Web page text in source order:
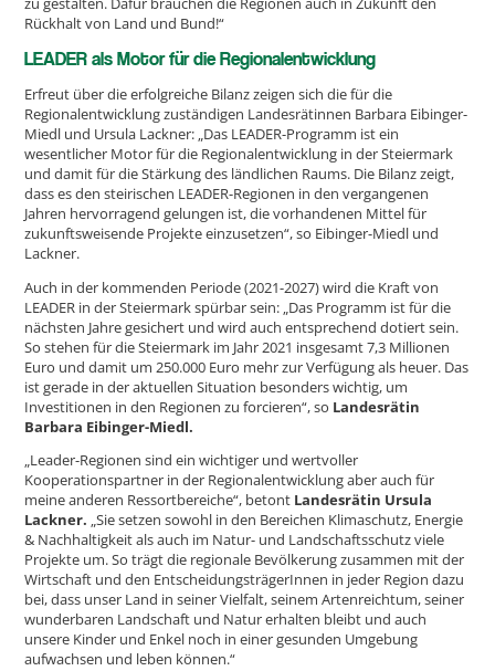
Rückhalt von Land und Bund!“
LEADER als Motor für die Regionalentwicklung
Erfreut über die erfolgreiche Bilanz zeigen sich die für die
Regionalentwicklung zuständigen Landesrätinnen Barbara Eibinger-
Miedl und Ursula Lackner: „Das LEADER-Programm ist ein
wesentlicher Motor für die Regionalentwicklung in der Steiermark
und damit für die Stärkung des ländlichen Raums. Die Bilanz zeigt,
dass es den steirischen LEADER-Regionen in den vergangenen
Jahren hervorragend gelungen ist, die vorhandenen Mittel für
zukunftsweisende Projekte einzusetzen“, so Eibinger-Miedl und
Lackner.
Auch in der kommenden Periode (2021-2027) wird die Kraft von
LEADER in der Steiermark spürbar sein: „Das Programm ist für die
nächsten Jahre gesichert und wird auch entsprechend dotiert sein.
So stehen für die Steiermark im Jahr 2021 insgesamt 7,3 Millionen
Euro und damit um 250.000 Euro mehr zur Verfügung als heuer. Das
ist gerade in der aktuellen Situation besonders wichtig, um
Investitionen in den Regionen zu forcieren“, so Landesrätin
Barbara Eibinger-Miedl.
„Leader-Regionen sind ein wichtiger und wertvoller
Kooperationspartner in der Regionalentwicklung aber auch für
meine anderen Ressortbereiche“, betont Landesrätin Ursula
Lackner. „Sie setzen sowohl in den Bereichen Klimaschutz, Energie
& Nachhaltigkeit als auch im Natur- und Landschaftsschutz viele
Projekte um. So trägt die regionale Bevölkerung zusammen mit der
Wirtschaft und den EntscheidungsträgerInnen in jeder Region dazu
bei, dass unser Land in seiner Vielfalt, seinem Artenreichtum, seiner
wunderbaren Landschaft und Natur erhalten bleibt und auch
unsere Kinder und Enkel noch in einer gesunden Umgebung
aufwachsen und leben können.“